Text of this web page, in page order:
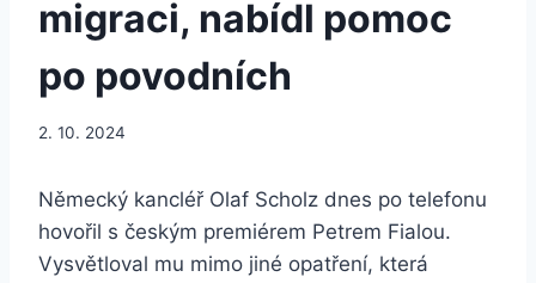
migraci, nabídl pomoc
po povodních
2. 10. 2024
Německý kancléř Olaf Scholz dnes po telefonu
hovořil s českým premiérem Petrem Fialou.
Vysvětloval mu mimo jiné opatření, která